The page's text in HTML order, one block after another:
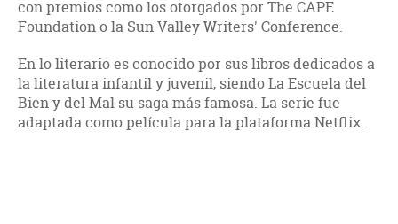
con premios como los otorgados por The CAPE
Foundation o la Sun Valley Writers' Conference.
En lo literario es conocido por sus libros dedicados a
la literatura infantil y juvenil, siendo La Escuela del
Bien y del Mal su saga más famosa. La serie fue
adaptada como película para la plataforma Netflix.